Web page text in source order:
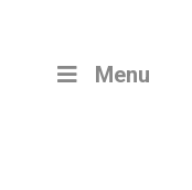
Menu